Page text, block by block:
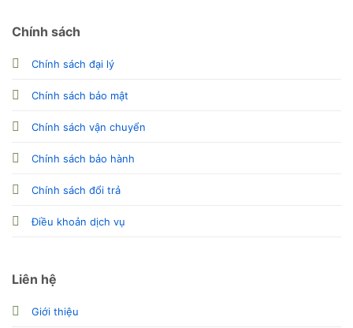
Chính sách
Chính sách đại lý
Chính sách bảo mật
Chính sách vận chuyển
Chính sách bảo hành
Chính sách đổi trả
Điều khoản dịch vụ
Liên hệ
Giới thiệu